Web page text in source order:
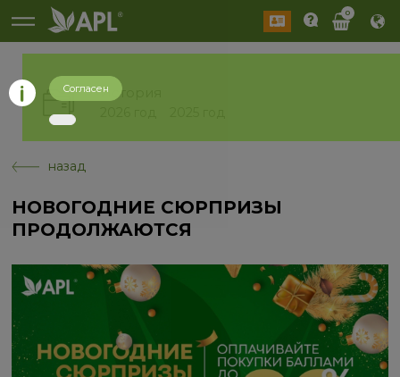
0
История
назад
НОВОГОДНИЕ СЮРПРИЗЫ
ПРОДОЛЖАЮТСЯ
Согласен